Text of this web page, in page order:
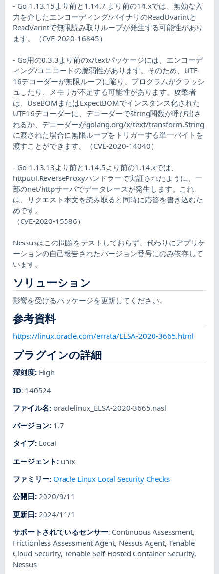
- Go 1.13.15より前と1.14.7 より前の14.xでは、無効な入
力を介したエンコーディング/バイナリのReadUvarintと
ReadVarintで無限読み取りループが発生する可能性があり
ます。（CVE-2020-16845）
- Go用の0.3.3より前のx/textパッケージには、エンコーデ
ィング/ユニコードの脆弱性があります。そのため、UTF-
16デコーダーが無限ループに陥り、プログラムがクラッシ
ュしたり、メモリが不足する可能性があります。攻撃者
は、UseBOMまたはExpectBOMでインスタンス化された
UTF16デコーダーに、デコーダーでString関数が呼び出さ
れるか、デコーダーがgolang.org/x/text/transform.String
に渡された場合に無限ループをトリガーする単一バイトを
渡すことができます。（CVE-2020-14040）
- Go 1.13.13より前と1.14.5より前の1.14.xでは、
httputil.ReverseProxyハンドラーで実証されたように、一
部のnet/httpサーバでデータレースが発生します。これ
は、リクエスト本文を読み取ると同時に応答を書き込むた
めです。
（CVE-2020-15586）
Nessusはこの問題をテストしておらず、代わりにアプリケ
ーションの自己報告されたバージョン番号にのみ依存して
います。
ソリューション
影響を受けるパッケージを更新してください。
参考資料
https://linux.oracle.com/errata/ELSA-2020-3665.html
プラグインの詳細
深刻度: High
ID: 140524
ファイル名: oraclelinux_ELSA-2020-3665.nasl
バージョン: 1.7
タイプ: Local
エージェント : unix
ファミリー: Oracle Linux Local Security Checks
公開日:2020/9/11
更新日: 2024/11/1
サポートされているセンサー: Continuous Assessment,
Frictionless Assessment Agent, Nessus Agent,Tenable
Cloud Security,Tenable Self-Hosted Container Security,
Nessus